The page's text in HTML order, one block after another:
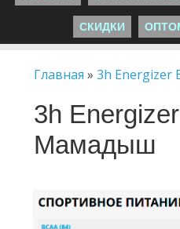
СКИДКИ
Главная »3h
3h
Мамадыш